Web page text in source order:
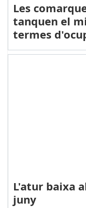
Les
tanquen el
termes
L'atur baixa
juny